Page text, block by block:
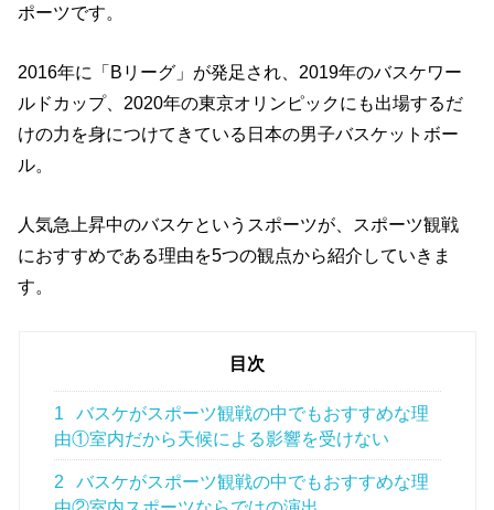
ポーツです。
2016年に「Bリーグ」が発足され、2019年のバスケワー
ルドカップ、2020年の東京オリンピックにも出場するだ
けの力を身につけてきている日本の男子バスケットボー
ル。
人気急上昇中のバスケというスポーツが、スポーツ観戦
におすすめである理由を5つの観点から紹介していきま
す。
目次
1
バスケがスポーツ観戦の中でもおすすめな理
由①室内だから天候による影響を受けない
2
バスケがスポーツ観戦の中でもおすすめな理